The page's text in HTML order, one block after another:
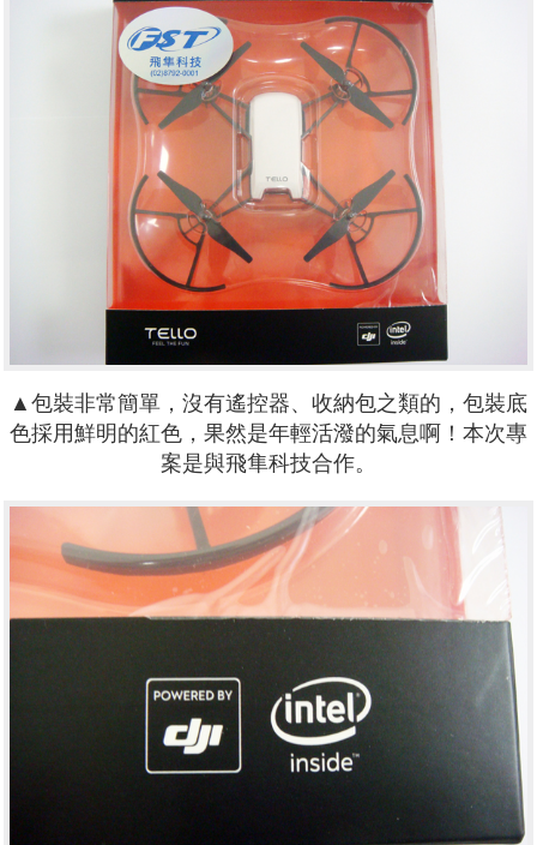
▲包裝非常簡單，沒有遙控器、收納包之類的，包裝底
色採用鮮明的紅色，果然是年輕活潑的氣息啊！本次專
案是與飛隼科技合作。